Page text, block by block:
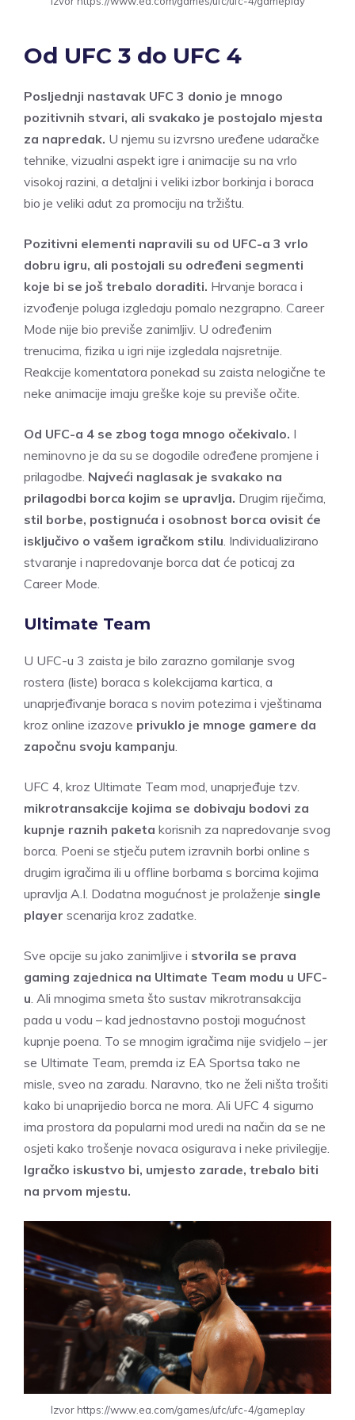
Od UFC 3 do UFC 4
Posljednji nastavak UFC 3 donio je mnogo
pozitivnih stvari, ali svakako je postojalo mjesta
za napredak. U njemu su izvrsno uređene udaračke
tehnike, vizualni aspekt igre i animacije su na vrlo
visokoj razini, a detaljni i veliki izbor borkinja i boraca
bio je veliki adut za promociju na tržištu.
Pozitivni elementi napravili su od UFC-a 3 vrlo
dobru igru, ali postojali su određeni segmenti
koje bi se još trebalo doraditi. Hrvanje boraca i
izvođenje poluga izgledaju pomalo nezgrapno. Career
Mode nije bio previše zanimljiv. U određenim
trenucima, fizika u igri nije izgledala najsretnije.
Reakcije komentatora ponekad su zaista nelogične te
neke animacije imaju greške koje su previše očite.
Od UFC-a 4 se zbog toga mnogo očekivalo. I
neminovno je da su se dogodile određene promjene i
prilagodbe. Najveći naglasak je svakako na
prilagodbi borca kojim se upravlja. Drugim riječima,
stil borbe, postignuća i osobnost borca ovisit će
isključivo o vašem igračkom stilu. Individualizirano
stvaranje i napredovanje borca dat će poticaj za
Career Mode.
Ultimate Team
U UFC-u 3 zaista je bilo zarazno gomilanje svog
rostera (liste) boraca s kolekcijama kartica, a
unaprjeđivanje boraca s novim potezima i vještinama
kroz online izazove privuklo je mnoge gamere da
započnu svoju kampanju.
UFC 4, kroz Ultimate Team mod, unaprjeđuje tzv.
mikrotransakcije kojima se dobivaju bodovi za
kupnje raznih paketa korisnih za napredovanje svog
borca. Poeni se stječu putem izravnih borbi online s
drugim igračima ili u offline borbama s borcima kojima
upravlja A.I. Dodatna mogućnost je prolaženje single
player scenarija kroz zadatke.
Sve opcije su jako zanimljive i stvorila se prava
gaming zajednica na Ultimate Team modu u UFC-
u. Ali mnogima smeta što sustav mikrotransakcija
pada u vodu – kad jednostavno postoji mogućnost
kupnje poena. To se mnogim igračima nije svidjelo – jer
se Ultimate Team, premda iz EA Sportsa tako ne
misle, sveo na zaradu. Naravno, tko ne želi ništa trošiti
kako bi unaprijedio borca ne mora. Ali UFC 4 sigurno
ima prostora da popularni mod uredi na način da se ne
osjeti kako trošenje novaca osigurava i neke privilegije.
Igračko iskustvo bi, umjesto zarade, trebalo biti
na prvom mjestu.
Izvor https://www.ea.com/games/ufc/ufc-4/gameplay